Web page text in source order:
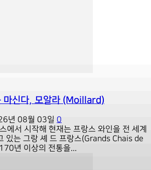
마신다, 모알라 (Moillard)
년 08월 03일 0
에서 시작해 현재는 프랑스 와인을 전 세계
있는 그랑 셰 드 프랑스(Grands Chais de
년 이상의 전통을...